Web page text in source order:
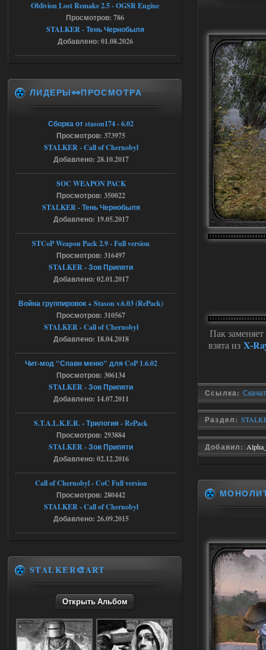
Пак
взята из X-
Ссылка:
Раздел:
Добавил:
[05.08.26
20:23:10.934] [17468]
FATAL ERROR
[error]Expression : FATAL ERROR
t_engine.cpp
[error]Description :
shadow of
chernobyl\gamedata\scripts\xr_camper.sc
ript:510: attempt to index local 'manager'
(a nil value)
Вылет после захода в Припять.
Ответить ➤
05.08.2026
Скованные одной цепью
r4908778
с избавлением от баласта,
доходяга.
Ответить ➤
05.08.2026
Путь во мгле + GUNSLINGER mod
Stalker-Mods-Clan-su
Доступно только для пользователей
05.08.2026
Путь во мгле + GUNSLINGER mod
16:09
stalker673920
где пароль?
Dead Air: Refined
Stalker-Mods-Clan-su
Доступно только для пользователей
Объединенный Пак 2 + OGSR +
STCoP WP 3.4
17:25
Stalker-Mods-Clan-su
Доступно только для пользователей
Oblivion Lost Remake 2.5 - OGSR Engine
Просмотров: 786
STALKER - Тень Чернобыля
Добавлено: 01.08.2026
ЛИДЕРЫ👀ПРОСМОТРА
Сборка от stason174 - 6.02
Просмотров: 373975
STALKER - Call of Chernobyl
Добавлено: 28.10.2017
SOC WEAPON PACK
Просмотров: 350022
STALKER - Тень Чернобыля
Добавлено: 19.05.2017
STCoP Weapon Pack 2.9 - Full version
Просмотров: 316497
STALKER - Зов Припяти
Добавлено: 02.01.2017
Война группировок + Stason v.6.03 (RePack)
Просмотров: 310567
STALKER - Call of Chernobyl
Добавлено: 18.04.2018
Чит-мод "Спавн меню" для CoP 1.6.02
Просмотров: 306134
STALKER - Зов Припяти
Добавлено: 14.07.2011
S.T.A.L.K.E.R. - Трилогия - RePack
Просмотров: 293884
STALKER - Зов Припяти
Добавлено: 02.12.2016
Call of Chernobyl - CoC Full version
Просмотров: 280442
STALKER - Call of Chernobyl
Добавлено: 26.09.2015
STALKER🎨ART
Открыть Альбом